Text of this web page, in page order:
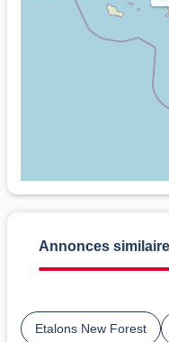
Annonces
Etalons New Forest